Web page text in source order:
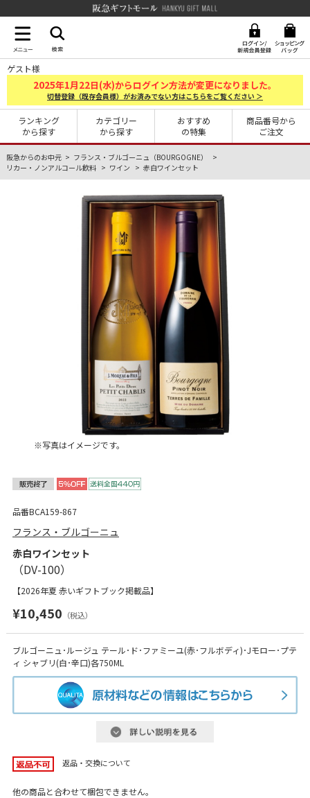
ゲスト様
2025年1月22日(水)からログイン方法が変更になりました。
切替登録（既存会員様）がお済みでない方はこちらをご覧ください ＞
ランキング
から探す
カテゴリー
から探す
おすすめ
の特集
商品番号から
ご注文
阪急からのお中元
フランス・ブルゴーニュ（BOURGOGNE）
リカー・ノンアルコール飲料
ワイン 赤白ワインセット
※写真はイメージです。
品番BCA159-867
フランス・ブルゴーニュ
赤白ワインセット
【2026年夏 赤いギフトブック掲載品】
¥10,450 （税込）
ブルゴーニュ･ルージュ テール･ド･ファミーユ(赤･フルボディ)･Jモロー･プテ
ィ シャブリ(白･辛口)各750ML
返品・交換について
他の商品と合わせて梱包できません。